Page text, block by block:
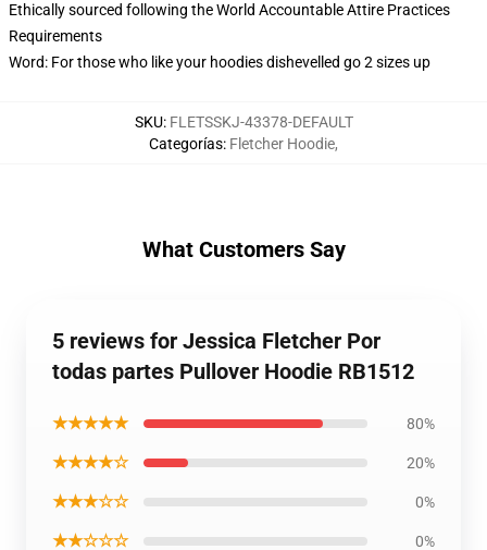
Ethically sourced following the World Accountable Attire Practices
Requirements
Word: For those who like your hoodies dishevelled go 2 sizes up
SKU: FLETSSKJ-43378-DEFAULT
Categorías: Fletcher Hoodie,
What Customers Say
5 reviews for Jessica Fletcher Por
todas partes Pullover Hoodie RB1512
★★★★★ 80%
★★★★☆ 20%
★★★☆☆ 0%
★★☆☆☆ 0%